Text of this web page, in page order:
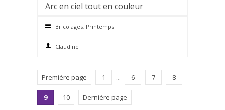
Arc en ciel tout en couleur
Bricolages, Printemps
Claudine
Première page 1 ... 6 7 8
9 10 Dernière page